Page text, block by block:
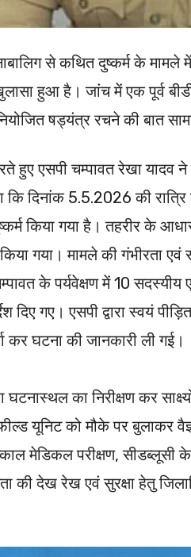
से कथित दुष्कर्म के मामले
हुआ है। जांच में एक पूर्व
षड्यंत्र रचने की बात
हुए एसपी चम्पावत रेखा यादव
कि दिनांक 5.5.2026 की
दुष्कर्म किया गया है। तहरीर के
गया। मामले की गंभीरता
के पर्यवेक्षण में 10
दिए गए। एसपी द्वारा स्वयं
कर घटना की जानकारी ली गई।
घटनास्थल का निरीक्षण कर
यूनिट को मौके पर बुलाकर
मेडिकल परीक्षण, सीडब्लूसी
की देख रेख एवं सुरक्षा हेतु